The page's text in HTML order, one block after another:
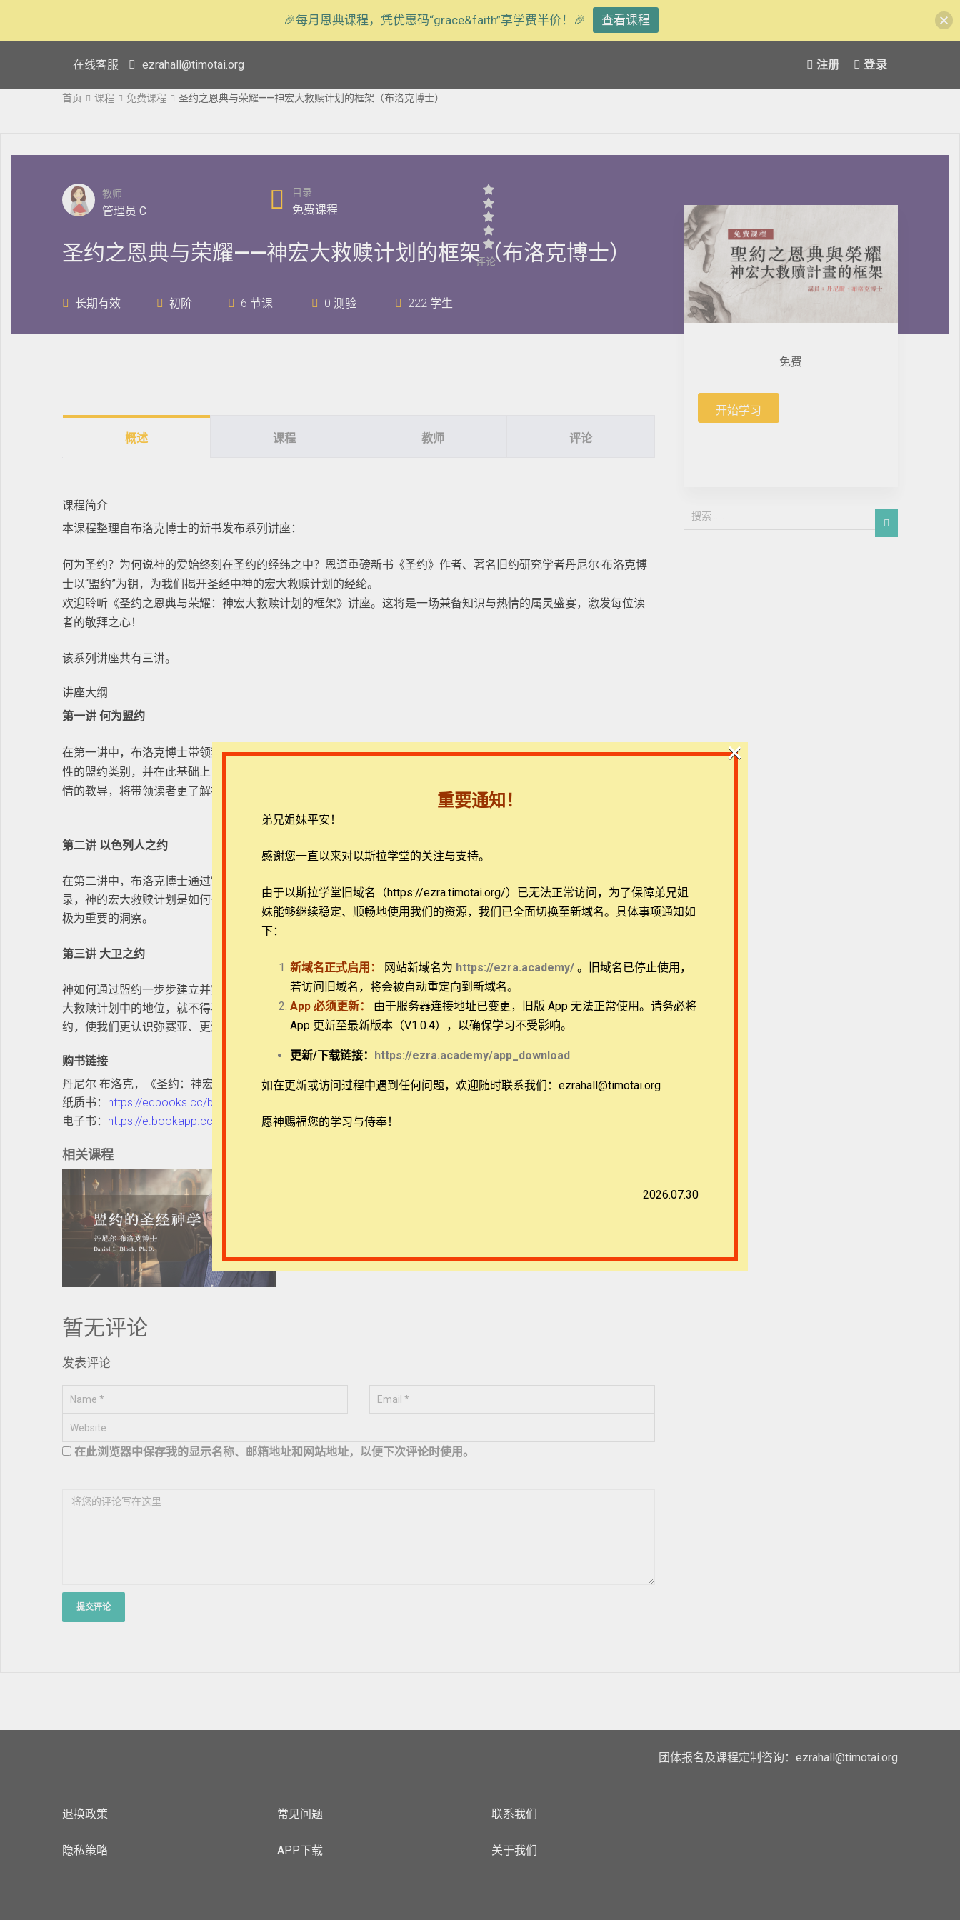
在线客服 ezrahall@timotai.org 注册 登录
首页 课程 免费课程 圣约之恩典与荣耀——神宏大救赎计划的框架（布洛克博士）
教师
管理员 C
目录
免费课程
评论
圣约之恩典与荣耀——神宏大救赎计划的框架（布洛克博士）
长期有效 初阶 6 节课 0 测验 222 学生
概述 课程 教师 评论
课程简介
本课程整理自布洛克博士的新书发布系列讲座：
何为圣约？为何说神的爱始终刻在圣约的经纬之中？恩道重磅新书《圣约》作者、著名旧约研究学者丹尼尔·布洛克博
士以“盟约”为钥，为我们揭开圣经中神的宏大救赎计划的经纶。
欢迎聆听《圣约之恩典与荣耀：神宏大救赎计划的框架》讲座。这将是一场兼备知识与热情的属灵盛宴，激发每位读
者的敬拜之心！
该系列讲座共有三讲。
讲座大纲
第一讲 何为盟约
在第一讲中，布洛克博士带领我们了解了“盟约”这一概念，以及传统上对盟约的分类。在此基础上，他提出了具有建设
性的盟约类别，并在此基础上，讲解了创世记中的宇宙之约，以及宇宙之约与其他盟约的关系。布洛克博士详实且热
情的教导，将带领读者更了解神的心意，体会神的创造与救赎之爱。
第二讲 以色列人之约
在第二讲中，布洛克博士通过“以色列人之约”这个概念，将圣经中的盟约叙事统合起来，带我们看到从创世记到启示
录，神的宏大救赎计划是如何一步步启动、发展、实现的。对于希望看到新旧约之间连续性的读者而言，这将是一次
极为重要的洞察。
第三讲 大卫之约
神如何通过盟约一步步建立并实现他的救赎大计？耶稣基督与前约有何关系？如果想了解耶稣基督（弥赛亚）在神宏
大救赎计划中的地位，就不得不了解大卫之约！在最后一讲中，布洛克博士将带我们详细考察大卫之约这一重要的盟
约，使我们更认识弥赛亚、更深爱主耶稣。
购书链接
丹尼尔·布洛克，《圣约：神宏大救赎计划的框架（上下）》，恩道出版社
纸质书： https://edbooks.cc/book-series/covenant/
电子书： https://e.bookapp.cc/zh-CN/all-books/searchText/神宏大救赎计划的框架
相关课程
暂无评论
发表评论
在此浏览器中保存我的显示名称、邮箱地址和网站地址，以便下次评论时使用。
免费
开始学习
团体报名及课程定制咨询：ezrahall@timotai.org
退换政策
隐私策略
常见问题
APP下载
联系我们
关于我们
重要通知！
弟兄姐妹平安！
感谢您一直以来对以斯拉学堂的关注与支持。
由于以斯拉学堂旧域名（https://ezra.timotai.org/）已无法正常访问， 为了保障弟兄姐
妹能够继续稳定、顺畅地使用我们的资源，我们已全面切换至新域名。具体事项通知如
下：
新域名正式启用： 网站新域名为 https://ezra.academy/ 。旧域名已停止使用，
若访问旧域名，将会被自动重定向到新域名。
App 必须更新：
由于服务器连接地址已变更，旧版 App 无法正常使用。请务必将
App 更新至最新版本（V1.0.4），以确保学习不受影响。
更新/下载链接： https://ezra.academy/app_download
如在更新或访问过程中遇到任何问题，欢迎随时联系我们：ezrahall@timotai.org
愿神赐福您的学习与侍奉！
2026.07.30
×
🎉每月恩典课程，凭优惠码“grace&faith”享学费半价！🎉 查看课程